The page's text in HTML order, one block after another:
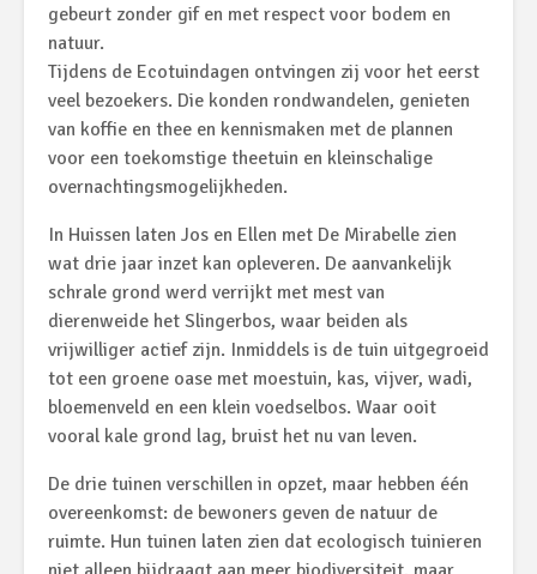
gebeurt zonder gif en met respect voor bodem en
natuur.
Tijdens de Ecotuindagen ontvingen zij voor het eerst
veel bezoekers. Die konden rondwandelen, genieten
van koffie en thee en kennismaken met de plannen
voor een toekomstige theetuin en kleinschalige
overnachtingsmogelijkheden.
In Huissen laten Jos en Ellen met De Mirabelle zien
wat drie jaar inzet kan opleveren. De aanvankelijk
schrale grond werd verrijkt met mest van
dierenweide het Slingerbos, waar beiden als
vrijwilliger actief zijn. Inmiddels is de tuin uitgegroeid
tot een groene oase met moestuin, kas, vijver, wadi,
bloemenveld en een klein voedselbos. Waar ooit
vooral kale grond lag, bruist het nu van leven.
De drie tuinen verschillen in opzet, maar hebben één
overeenkomst: de bewoners geven de natuur de
ruimte. Hun tuinen laten zien dat ecologisch tuinieren